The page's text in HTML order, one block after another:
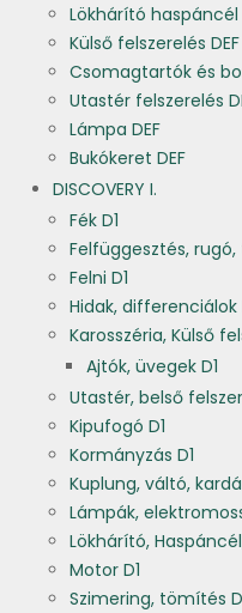
Lökhárító haspáncél
Külső felszerelés DEF
Csomagtartók és
Utastér felszerelés
Lámpa DEF
Bukókeret DEF
DISCOVERY I.
Fék D1
Felfüggesztés, rugó,
Felni D1
Hidak, differenciálok
Karosszéria, Külső
Ajtók, üvegek D1
Utastér, belső
Kipufogó D1
Kormányzás D1
Kuplung, váltó,
Lámpák,
Lökhárító,
Motor D1
Szimering, tömítés